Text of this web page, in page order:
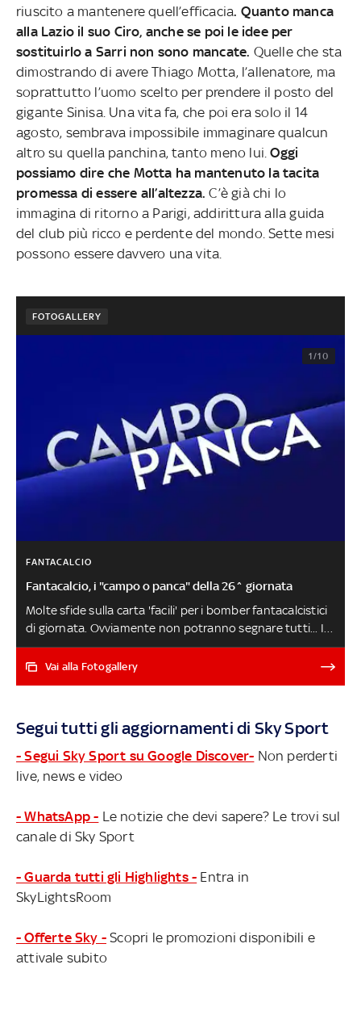
riuscito a mantenere quell’efficacia. Quanto manca
alla Lazio il suo Ciro, anche se poi le idee per
sostituirlo a Sarri non sono mancate. Quelle che sta
dimostrando di avere Thiago Motta, l’allenatore, ma
soprattutto l’uomo scelto per prendere il posto del
gigante Sinisa. Una vita fa, che poi era solo il 14
agosto, sembrava impossibile immaginare qualcun
altro su quella panchina, tanto meno lui.Oggi
possiamo dire che Motta ha mantenuto la tacita
promessa di essere all’altezza.C’è già chi lo
immagina di ritorno a Parigi, addirittura alla guida
del club più ricco e perdente del mondo. Sette mesi
possono essere davvero una vita.
FOTOGALLERY
1/10
FANTACALCIO
Fantacalcio, i "campo o panca" della 26^ giornata
Molte sfide sulla carta 'facili' per i bomber fantacalcistici
di giornata. Ovviamente non potranno segnare tutti... I
10 nomi di oggi, equamente distinti tra consigliati e da
panchinare, hanno come comune denominatore la
Vai alla Fotogallery
Segui tutti gli aggiornamenti di Sky Sport
- Segui Sky Sport su Google Discover- Non perderti
live, news e video
- WhatsApp - Le notizie che devi sapere? Le trovi sul
canale di Sky Sport
- Guarda tutti gli Highlights - Entra in
SkyLightsRoom
- Offerte Sky - Scopri le promozioni disponibili e
attivale subito